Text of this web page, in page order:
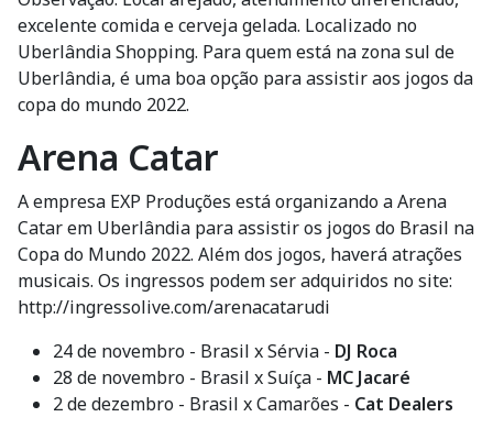
excelente comida e cerveja gelada. Localizado no
Uberlândia Shopping. Para quem está na zona sul de
Uberlândia, é uma boa opção para assistir aos jogos da
copa do mundo 2022.
Arena Catar
A empresa EXP Produções está organizando a Arena
Catar em Uberlândia para assistir os jogos do Brasil na
Copa do Mundo 2022. Além dos jogos, haverá atrações
musicais. Os ingressos podem ser adquiridos no site:
http://ingressolive.com/arenacatarudi
24 de novembro - Brasil x Sérvia - DJ Roca
28 de novembro - Brasil x Suíça - MC Jacaré
2 de dezembro - Brasil x Camarões - Cat Dealers